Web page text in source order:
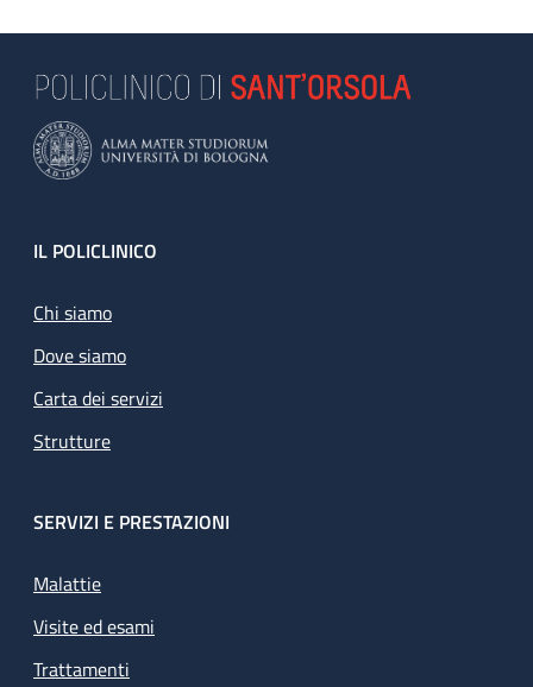
Footer
IL POLICLINICO
Chi siamo
Dove siamo
Carta dei servizi
Strutture
SERVIZI E PRESTAZIONI
Malattie
Visite ed esami
Trattamenti